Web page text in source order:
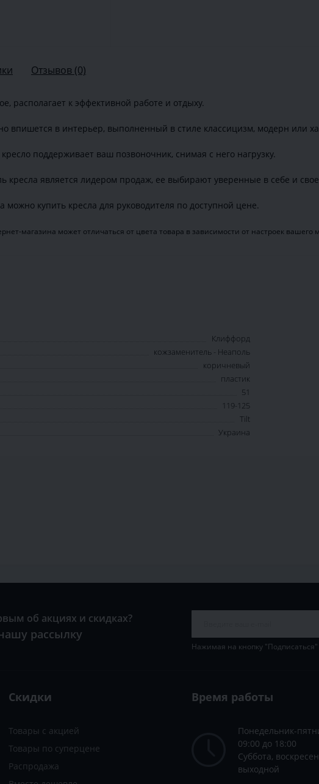
Отзывов (0)
располагает к эффективной работе и отдыху.
впишется в интерьер, выполненный в стиле классицизм, модерн или
поддерживает ваш позвоночник, снимая с него нагрузку.
кресла является лидером продаж, ее выбирают уверенные в себе и
купить кресла для руководителя по доступной цене.
магазина может отличаться от цвета товара в зависимости от настроек вашего
Клиффорд
кожзаменитель - Неаполь
коричневый
пластик
51
119-125
Tilt
Украина
об акциях и скидках?
рассылку
Нажимая на кнопку
Скидки
Товары с акцией
Товары по суперцене
Распродажа
Время работы
Понедельник-
09:00 до 18:00
Суббота,
выходной